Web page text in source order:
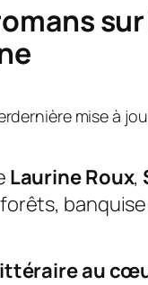
dernière mise à
Laurine Roux,
au